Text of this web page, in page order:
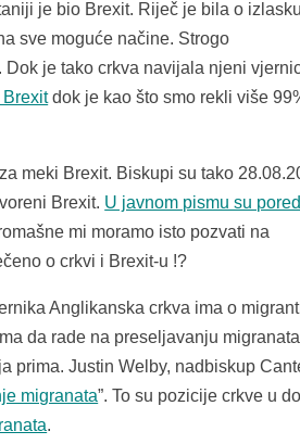
je bio Brexit. Riječ je bila o izlasku
sve moguće načine. Strogo
je tako crkva navijala njeni
dok je kao što smo rekli više
meki Brexit. Biskupi su tako
Brexit. U javnom pismu su pored
mi moramo isto pozvati na
o crkvi i Brexit-u !?
Anglikanska crkva ima o
da rade na preseljavanju
prima. Justin Welby, nadbiskup
migranata”. To su pozicije crkve u
.